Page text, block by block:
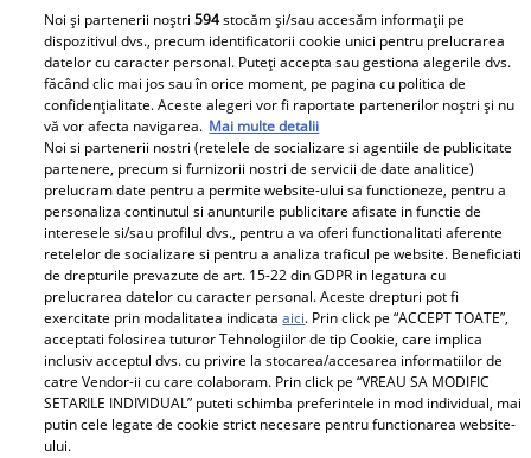
Fanatik
Alexandru Țiriac, mesaj
emoționant despre cea mai
mare binecuvântare: „Viața mi-a
adus bucurii pe care nu aș avea
cum să le răsplătesc”
GSP.ro
Noi și partenerii noștri594stocăm și/sau accesăm informații pe
dispozitivul dvs., precum identificatorii cookie unici pentru prelucrarea
datelor cu caracter personal. Puteți accepta sau gestiona alegerile dvs.
făcând clic mai jos sau în orice moment, pe pagina cu politica de
confidențialitate. Aceste alegeri vor fi raportate partenerilor noștri și nu
vă vor afecta navigarea. Mai multe detalii
Noi si partenerii nostri (retelele de socializare si agentiile de publicitate
partenere, precum si furnizorii nostri de servicii de date analitice)
prelucram date pentru a permite website-ului sa functioneze, pentru a
personaliza continutul si anunturile publicitare afisate in functie de
interesele si/sau profilul dvs., pentru a va oferi functionalitati aferente
retelelor de socializare si pentru a analiza traficul pe website. Beneficiati
de drepturile prevazute de art. 15-22 din GDPR in legatura cu
prelucrarea datelor cu caracter personal. Aceste drepturi pot fi
exercitate prin modalitatea indicataaici. Prin click pe “ACCEPT TOATE”,
acceptati folosirea tuturor Tehnologiilor de tip Cookie, care implica
inclusiv acceptul dvs. cu privire la stocarea/accesarea informatiilor de
catre Vendor-ii cu care colaboram. Prin click pe “VREAU SA MODIFIC
SETARILE INDIVIDUAL” puteti schimba preferintele in mod individual, mai
putin cele legate de cookie strict necesare pentru functionarea website-
ului.